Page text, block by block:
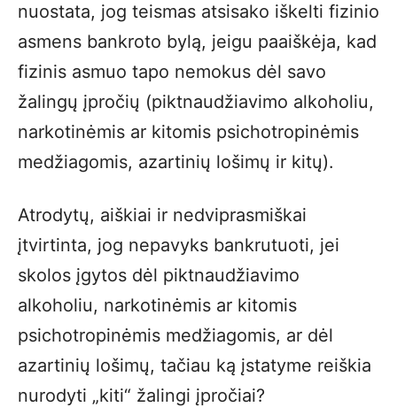
nuostata, jog teismas atsisako iškelti fizinio
asmens bankroto bylą, jeigu paaiškėja, kad
fizinis asmuo tapo nemokus dėl savo
žalingų įpročių (piktnaudžiavimo alkoholiu,
narkotinėmis ar kitomis psichotropinėmis
medžiagomis, azartinių lošimų ir kitų).
Atrodytų, aiškiai ir nedviprasmiškai
įtvirtinta, jog nepavyks bankrutuoti, jei
skolos įgytos dėl piktnaudžiavimo
alkoholiu, narkotinėmis ar kitomis
psichotropinėmis medžiagomis, ar dėl
azartinių lošimų, tačiau ką įstatyme reiškia
nurodyti „kiti“ žalingi įpročiai?